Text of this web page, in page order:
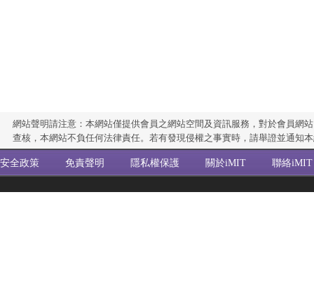
網站聲明請注意：本網站僅提供會員之網站空間及資訊服務，對於會員網
查核，本網站不負任何法律責任。若有發現侵權之事實時，請舉證並通知
安全政策 免責聲明 隱私權保護 關於iMIT 聯絡iMIT